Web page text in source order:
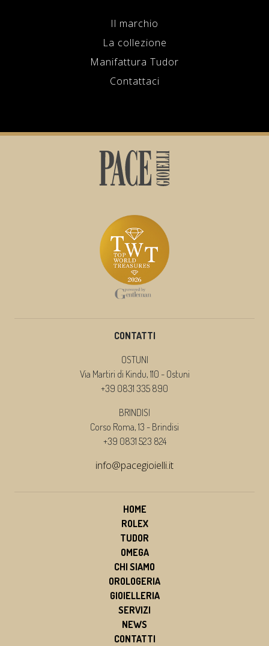
Il marchio
La collezione
Manifattura Tudor
Contattaci
CONTATTI
OSTUNI
Via Martiri di Kindu, 110 - Ostuni
+39 0831 335 890
BRINDISI
Corso Roma, 13 - Brindisi
+39 0831 523 824
info@pacegioielli.it
HOME
ROLEX
TUDOR
OMEGA
CHI SIAMO
OROLOGERIA
GIOIELLERIA
SERVIZI
NEWS
CONTATTI